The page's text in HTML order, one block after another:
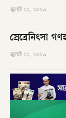
জুলাই ১২, ২০২৬
স্রেব্রেনিৎসা
জুলাই ১২, ২০২৬